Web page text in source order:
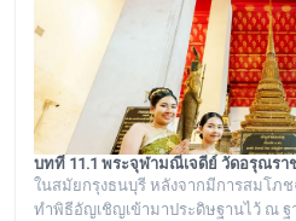
ในสมัยกรุงธนบุรี หลังจากมีการสมโภ
ทำพิธีอัญเชิญเข้ามาประดิษฐานไว้ ณ